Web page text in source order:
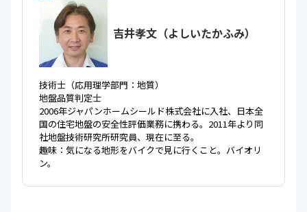
吉井孝文（よしいたかふみ）
技術士（応用理学部門：地質）
地盤品質判定士
2006年ジャパンホームシールド株式会社に入社、日本全
国の住宅地盤の安全性評価業務に携わる。 2011年より同
社地盤技術研究所研究員、現在に至る。
趣味：気になる地形をバイクで見に行くこと。バイオリ
ン。